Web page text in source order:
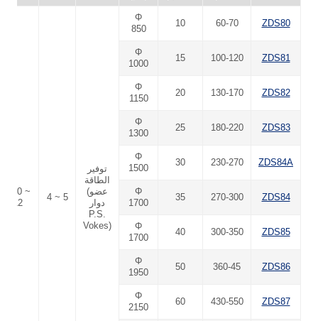
ZDS80
60-70
10
Φ
850
توفير
الطاقة
(عضو
دوار
P.S.
Vokes)
4 ~ 5
Φ10 ~
12
ZDS81
100-120
15
Φ
1000
ZDS82
130-170
20
Φ
1150
ZDS83
180-220
25
Φ
1300
ZDS84A
230-270
30
Φ
1500
ZDS84
270-300
35
Φ
1700
ZDS85
300-350
40
Φ
1700
ZDS86
360-45
50
Φ
1950
ZDS87
430-550
60
Φ
2150